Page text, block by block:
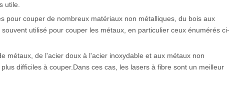
utile.
pour couper de nombreux matériaux non métalliques, du bois aux
utilisé pour couper les métaux, en particulier ceux énumérés ci-
métaux, de l'acier doux à l'acier inoxydable et aux métaux non
difficiles à couper.Dans ces cas, les lasers à fibre sont un meilleur